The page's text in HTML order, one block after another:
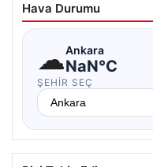
Hava Durumu
☁Ankara
NaN°C
ŞEHIR SEÇ